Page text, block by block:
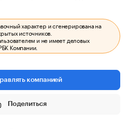
характер и сгенерирована на
источников.
и не имеет деловых
Компании.
компанией
Поделиться